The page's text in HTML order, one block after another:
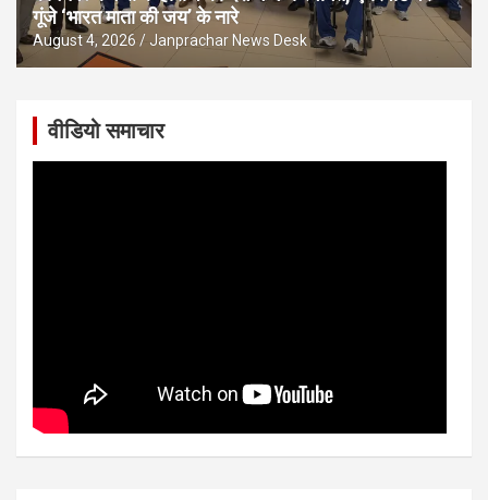
गूंजे ‘भारत माता की जय’ के नारे
August 4, 2026 Janprachar News Desk
वीडियो समाचार